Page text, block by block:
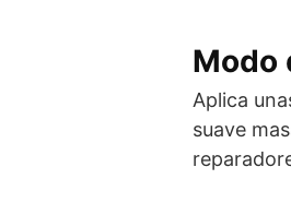
Modo
Aplica
suave